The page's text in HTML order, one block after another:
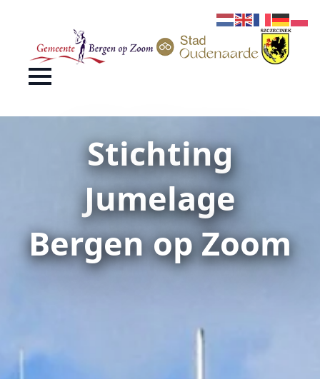
Stichting
Jumelage
Bergen op Zoom